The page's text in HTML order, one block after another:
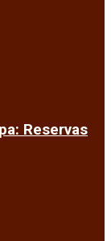
Reservas